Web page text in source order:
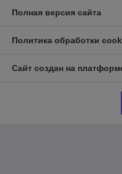
Полная версия сайта
Политика обработки
Сайт создан на